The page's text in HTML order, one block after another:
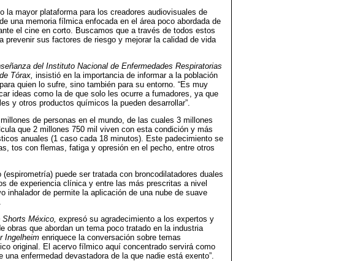
la mayor plataforma para los creadores audiovisuales de
una memoria fílmica enfocada en el área poco abordada de
el cine en corto. Buscamos que a través de todos estos
prevenir sus factores de riesgo y mejorar la calidad de vida
del Instituto Nacional de Enfermedades Respiratorias
Tórax, insistió en la importancia de informar a la población
quien lo sufre, sino también para su entorno. “Es muy
ideas como la de que solo les ocurre a fumadores, ya que
y otros productos químicos la pueden desarrollar”.
de personas en el mundo, de las cuales 3 millones
que 2 millones 750 mil viven con esta condición y más
anuales (1 caso cada 18 minutos). Este padecimiento se
tos con flemas, fatiga y opresión en el pecho, entre otros
puede ser tratada con broncodilatadores duales
de experiencia clínica y entre las más prescritas a nivel
de permite la aplicación de una nube de suave
Shorts México, expresó su agradecimiento a los expertos y
obras que abordan un tema poco tratado en la industria
Ingelheim enriquece la conversación sobre temas
original. El acervo fílmico aquí concentrado servirá como
enfermedad devastadora de la que nadie está exento”.